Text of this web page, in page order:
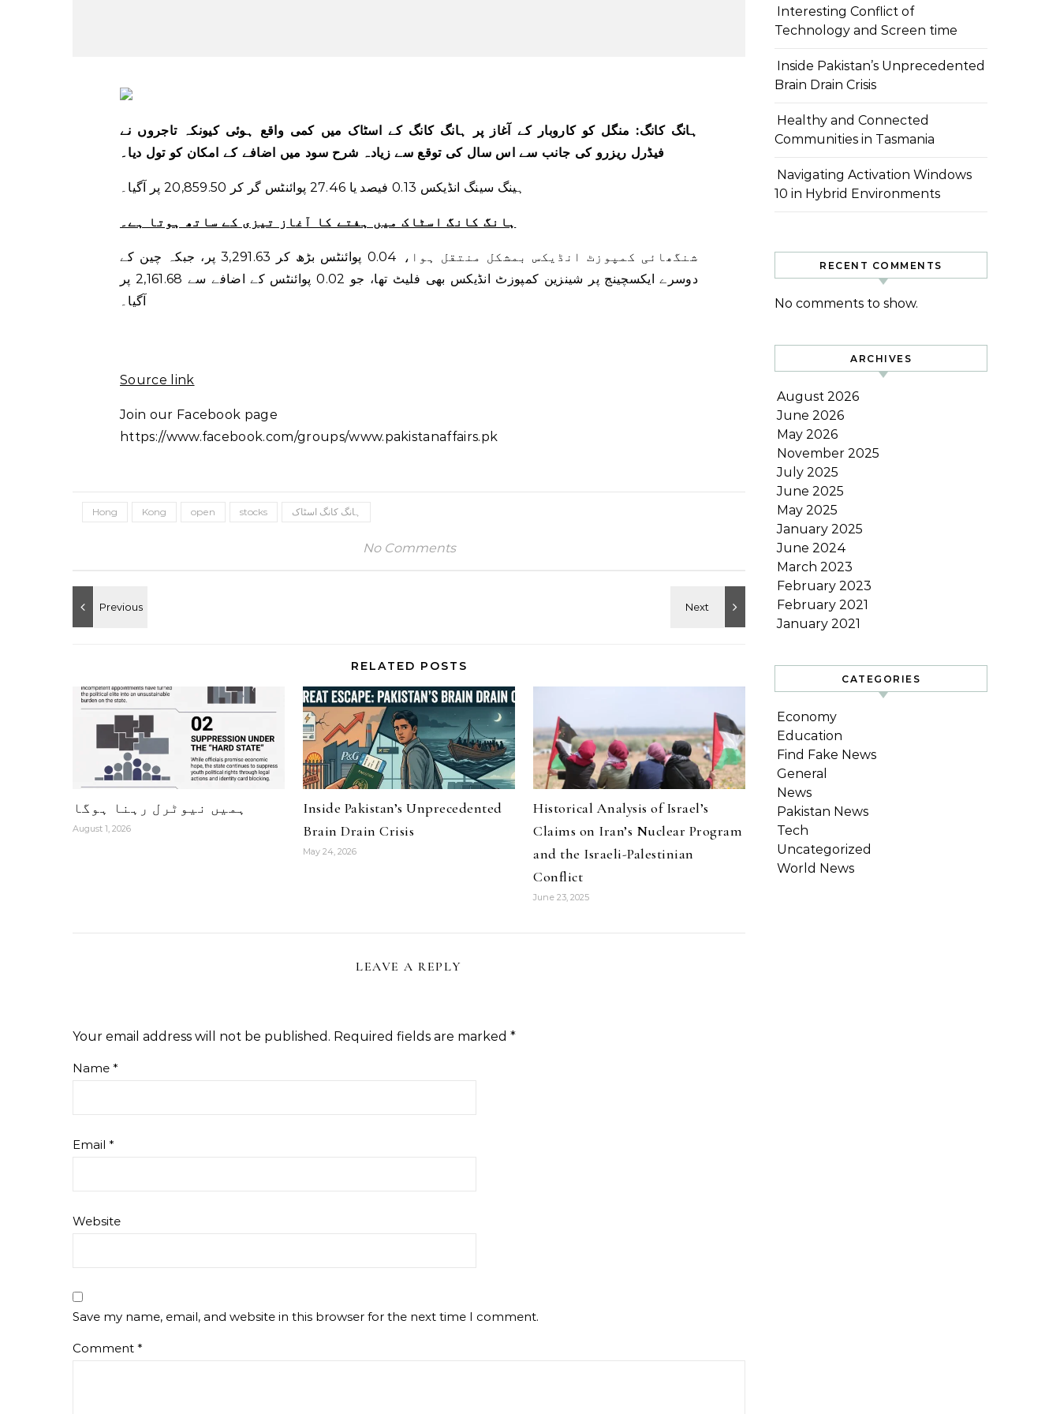
ہانگ کانگ: منگل کو کاروبار کے آغاز پر ہانگ کانگ کے اسٹاک میں کمی واقع ہوئی کیونکہ تاجروں نے
فیڈرل ریزرو کی جانب سے اس سال کی توقع سے زیادہ شرح سود میں اضافے کے امکان کو تول دیا۔
ہینگ سینگ انڈیکس 0.13 فیصد یا 27.46 پوائنٹس گر کر 20,859.50 پر آگیا۔
ہانگ کانگ اسٹاک میں ہفتے کا آغاز تیزی کے ساتھ ہوتا ہے۔
شنگھائی کمپوزٹ انڈیکس بمشکل منتقل ہوا، 0.04 پوائنٹس بڑھ کر 3,291.63 پر، جبکہ چین کے
دوسرے ایکسچینج پر شینزین کمپوزٹ انڈیکس بھی فلیٹ تھا، جو 0.02 پوائنٹس کے اضافے سے 2,161.68 پر
آگیا۔
Source link
Join our Facebook page
https://www.facebook.com/groups/www.pakistanaffairs.pk
Hong Kong open stocks ہانگ کانگ اسٹاک
No Comments
RELATED POSTS
ہمیں نیوٹرل رہنا ہوگا
August 1, 2026
Inside Pakistan’s Unprecedented
Brain Drain Crisis
May 24, 2026
Historical Analysis of Israel’s
Claims on Iran’s Nuclear Program
and the Israeli-Palestinian
Conflict
June 23, 2025
LEAVE A REPLY
Your email address will not be published. Required fields are marked *
Name *
Email *
Website
Save my name, email, and website in this browser for the next time I comment.
Comment *
Interesting Conflict of
Technology and Screen time
Inside Pakistan’s Unprecedented
Brain Drain Crisis
Healthy and Connected
Communities in Tasmania
Navigating Activation Windows
10 in Hybrid Environments
RECENT COMMENTS
No comments to show.
ARCHIVES
August 2026
June 2026
May 2026
November 2025
July 2025
June 2025
May 2025
January 2025
June 2024
March 2023
February 2023
February 2021
January 2021
CATEGORIES
Economy
Education
Find Fake News
General
News
Pakistan News
Tech
Uncategorized
World News